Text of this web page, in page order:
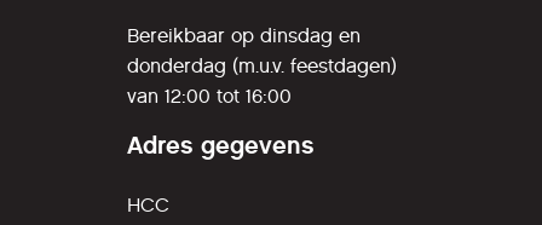
Bereikbaar op dinsdag en
donderdag (m.u.v. feestdagen)
van 12:00 tot 16:00
Adres gegevens
HCC